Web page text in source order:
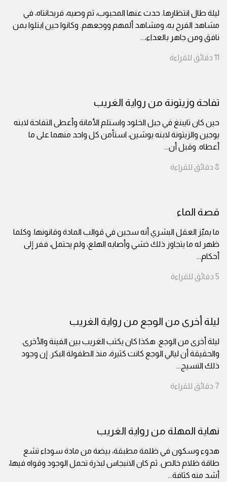
ليلة طال انتظارها. حدث عنها المحبوب، ثم وصيه، فريحانتاه، في
مشاهد الفرح به، ومشاهد ألمهم ووجعهم. وكانوا حين ابتلوا بمن
نافق ومن جاهر بالعداء،...
11 دقائق للقراءة
تفاحة وزيتونة من رواية الغريب
حين كان تايبنغ في جبل الخلود واستلم الأمانة وأعطى التفاحة لابنه
يوجين والزيتونة لابنه يوشين، استأمن كل واحد منهما على ما
أعطاه. وقبل أن...
8 دقائق للقراءة
قصة الماء
ما يميّز العقل البشري أنه سجين في قوالب المادة وقانونها. وكلما
ظهر له ما يتجاوز ذلك خشي وأصابه الهلع، ولم يحتمل، ففر إلى
أحكام...
5 دقائق للقراءة
ليلة أخرى من الوجع من رواية الغريب
ليلة أخرى من الوجع. هكذا كان يكتب الغريب بين الفينة والأخرى.
والحقيقة أن ليالي الوجع كانت كثيرة، منذ الطفولة البكر. إن وجود
ذلك النسيج...
7 دقائق للقراءة
نهاية المهلة من رواية الغريب
هدوء وسكون في ظلمة مطبقة، بيضة من مادة سوداء تشع
طاقة ظلام خالص. ثم كان الانبجاس لبذرة تحمل الوجود وقواه فيها،
أشد منه كثافة...